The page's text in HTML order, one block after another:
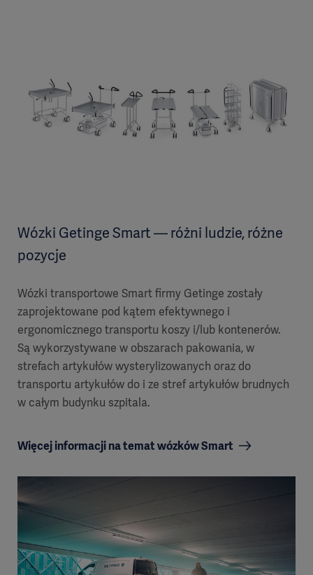
Wózki Getinge Smart — różni ludzie, różne
pozycje
Wózki transportowe Smart firmy Getinge zostały
zaprojektowane pod kątem efektywnego i
ergonomicznego transportu koszy i/lub kontenerów.
Są wykorzystywane w obszarach pakowania, w
strefach artykułów wysterylizowanych oraz do
transportu artykułów do i ze stref artykułów brudnych
w całym budynku szpitala.
Więcej informacji na temat wózków Smart